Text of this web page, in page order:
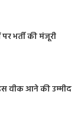
भर्ती की मंजूरी
वीक आने की उम्मीद